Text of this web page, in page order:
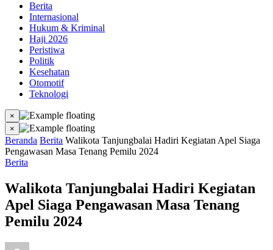
Berita
Internasional
Hukum & Kriminal
Haji 2026
Peristiwa
Politik
Kesehatan
Otomotif
Teknologi
×
×
Beranda Berita Walikota Tanjungbalai Hadiri Kegiatan Apel Siaga
Pengawasan Masa Tenang Pemilu 2024
Berita
Walikota Tanjungbalai Hadiri Kegiatan
Apel Siaga Pengawasan Masa Tenang
Pemilu 2024